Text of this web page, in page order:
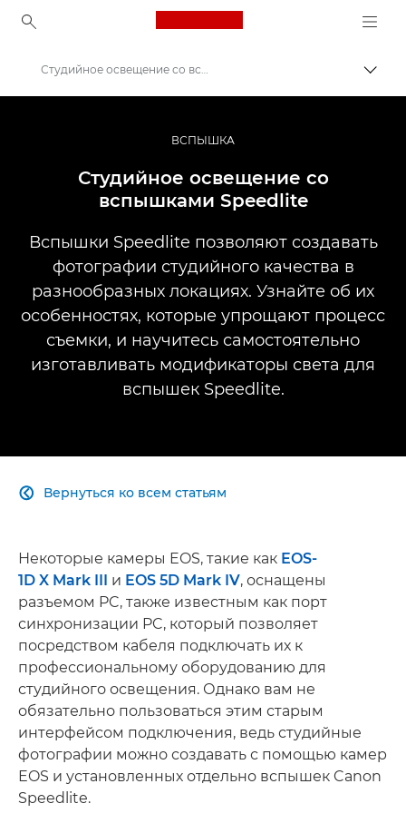
Canon Logo, back to
Профессиональная фото- и видеосъемка
Информационный банк: информационный ресурс для фотографов
Студийное освещение со вспышками Speedlite
ВСПЫШКА
Студийное освещение со
вспышками Speedlite
Вспышки Speedlite позволяют создавать
фотографии студийного качества в
разнообразных локациях. Узнайте об их
особенностях, которые упрощают процесс
съемки, и научитесь самостоятельно
изготавливать модификаторы света для
вспышек Speedlite.
Вернуться ко всем статьям

Некоторые камеры EOS, такие как EOS-
1D X Mark III и EOS 5D Mark IV, оснащены
разъемом PC, также известным как порт
синхронизации PC, который позволяет
посредством кабеля подключать их к
профессиональному оборудованию для
студийного освещения. Однако вам не
обязательно пользоваться этим старым
интерфейсом подключения, ведь студийные
фотографии можно создавать с помощью камер
EOS и установленных отдельно вспышек Canon
Speedlite.